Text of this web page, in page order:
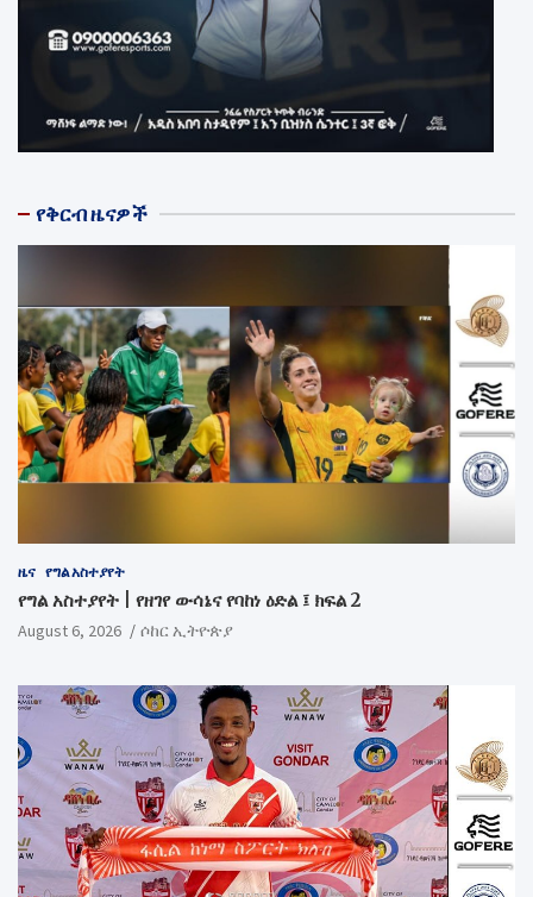
የቅርብ ዜናዎች
ዜና የግል አስተያየት
የግል አስተያየት | የዘገየ ውሳኔና የባከነ ዕድል ፤ ክፍል 2
August 6, 2026 ሶከር ኢትዮጵያ